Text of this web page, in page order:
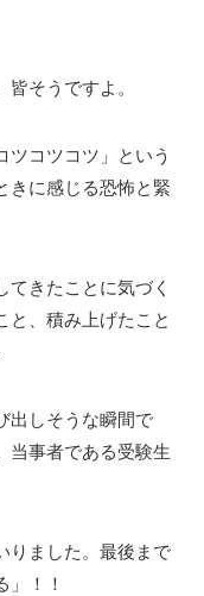
そうですよ。
ツコツコツ」という
きに感じる恐怖と緊
てきたことに気づく
と、積み上げたこと
出しそうな瞬間で
当事者である受験生
りました。最後まで
」！！